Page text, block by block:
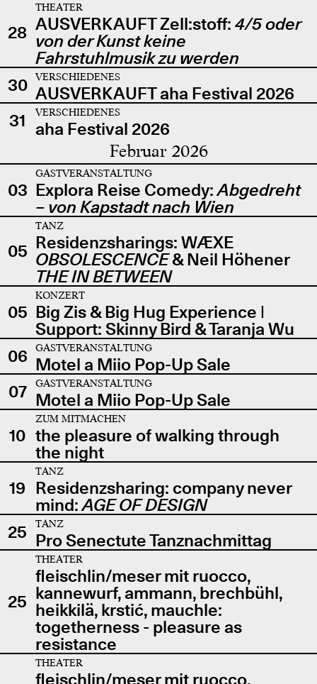
28
THEATER
AUSVERKAUFT Zell:stoff: 4/5 oder
von der Kunst keine
Fahrstuhlmusik zu werden
30
VERSCHIEDENES
AUSVERKAUFT aha Festival 2026
31
VERSCHIEDENES
aha Festival 2026
Februar 2026
03
GASTVERANSTALTUNG
Explora Reise Comedy:Abgedreht
– von Kapstadt nach Wien
05
TANZ
Residenzsharings: WÆXE
OBSOLESCENCE& Neil Höhener
THE IN BETWEEN
05
KONZERT
Big Zis & Big Hug Experience |
Support: Skinny Bird & Taranja Wu
06
GASTVERANSTALTUNG
Motel a Miio Pop-Up Sale
07
GASTVERANSTALTUNG
Motel a Miio Pop-Up Sale
10
ZUM MITMACHEN
the pleasure of walking through
the night
19
TANZ
Residenzsharing: company never
mind:AGE OF DESIGN
25
TANZ
Pro Senectute Tanznachmittag
25
THEATER
fleischlin/meser mit ruocco,
kannewurf, ammann, brechbühl,
heikkilä, krstić, mauchle:
togetherness - pleasure as
resistance
THEATER
fleischlin/meser mit ruocco,